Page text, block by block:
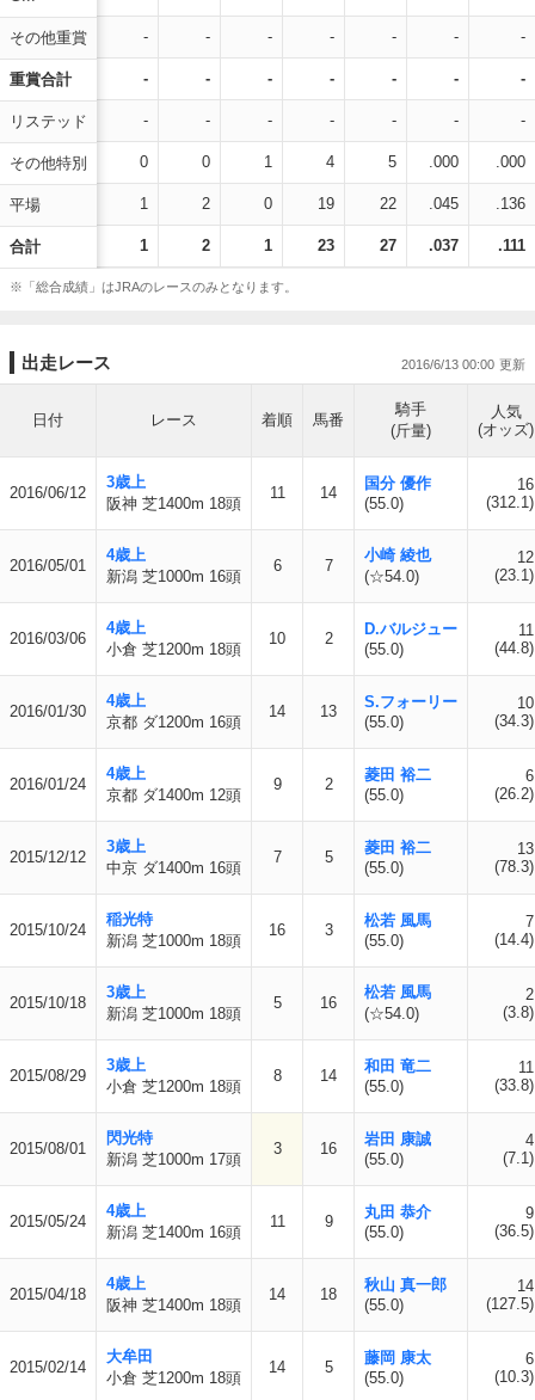
その他重賞
重賞合計
リステッド
その他特別
平場
合計
- - - - - - -
- - - - - - -
- - - - - - -
0 0 1 4 5 .000 .000
1 2 0 19 22 .045 .136
1 2 1 23 27 .037 .111
※「総合成績」はJRAのレースのみとなります。
出走レース 2016/6/13 00:00
日付 レース 着順 馬番
騎手
(斤量)
人気
(オッズ)
2016/06/12
3歳上
阪神 芝1400m 18頭
11 14
国分 優作
(55.0)
16
(312.1)
2016/05/01
4歳上
新潟 芝1000m 16頭
6 7
小崎 綾也
(☆54.0)
12
(23.1)
2016/03/06
4歳上
小倉 芝1200m 18頭
10 2
D.バルジュー
(55.0)
11
(44.8)
2016/01/30
4歳上
京都 ダ1200m 16頭
14 13
S.フォーリー
(55.0)
10
(34.3)
2016/01/24
4歳上
京都 ダ1400m 12頭
9 2
菱田 裕二
(55.0)
6
(26.2)
2015/12/12
3歳上
中京 ダ1400m 16頭
7 5
菱田 裕二
(55.0)
13
(78.3)
2015/10/24
稲光特
新潟 芝1000m 18頭
16 3
松若 風馬
(55.0)
7
(14.4)
2015/10/18
3歳上
新潟 芝1000m 18頭
5 16
松若 風馬
(☆54.0)
2
(3.8)
2015/08/29
3歳上
小倉 芝1200m 18頭
8 14
和田 竜二
(55.0)
11
(33.8)
2015/08/01
閃光特
新潟 芝1000m 17頭
3 16
岩田 康誠
(55.0)
4
(7.1)
2015/05/24
4歳上
新潟 芝1400m 16頭
11 9
丸田 恭介
(55.0)
9
(36.5)
2015/04/18
4歳上
阪神 芝1400m 18頭
14 18
秋山 真一郎
(55.0)
14
(127.5)
2015/02/14
大牟田
小倉 芝1200m 18頭
14 5
藤岡 康太
(55.0)
6
(10.3)